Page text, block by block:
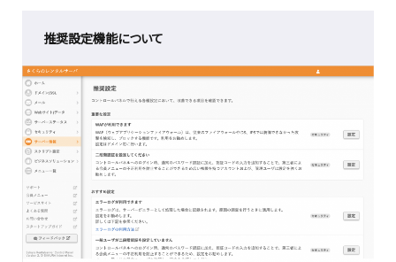
推奨設定機能について